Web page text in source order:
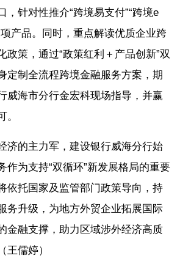
，针对性推介“跨境易支付”“跨境e
产品。同时，重点解读优质企业跨
政策，通过“政策红利＋产品创新”双
定制全流程跨境金融服务方案，期
威海市分行金宏科现场指导，并赢
。
济的主力军，建设银行威海分行始
作为支持“双循环”新发展格局的重要
依托国家及监管部门政策导向，持
务升级，为地方外贸企业拓展国际
金融支撑，助力区域涉外经济高质
王儒婷）